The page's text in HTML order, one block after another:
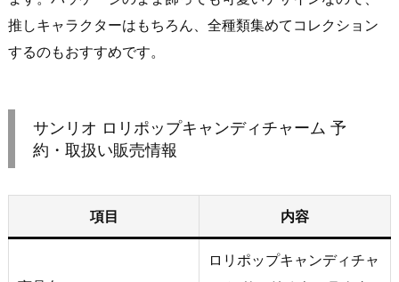
推しキャラクターはもちろん、全種類集めてコレクション
するのもおすすめです。
サンリオ ロリポップキャンディチャーム 予
約・取扱い販売情報
項目 内容
ロリポップキャンディチャ